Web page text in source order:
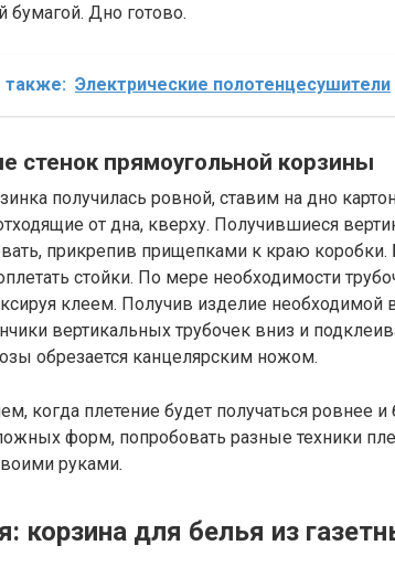
бумагой. Дно готово.
также: Электрические полотенцесушители
стенок прямоугольной корзины
получилась ровной, ставим на дно
от дна, кверху. Получившиеся
прикрепив прищепками к краю
стойки. По мере необходимости
клеем. Получив изделие
вертикальных трубочек вниз и
обрезается канцелярским ножом.
когда плетение будет получаться ровнее
форм, попробовать разные техники
руками.
корзина для белья из